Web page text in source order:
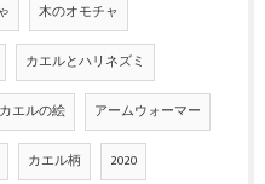
木のオモチャ
カエルとハリネズミ
カエルの絵 アームウォーマー
カエル柄 2020